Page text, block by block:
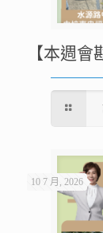
【本週會
10 7 月, 2026